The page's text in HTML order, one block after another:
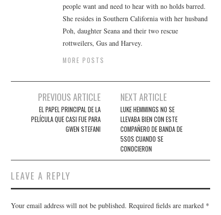
people want and need to hear with no holds barred.
She resides in Southern California with her husband
Poh, daughter Seana and their two rescue
rottweilers, Gus and Harvey.
MORE POSTS
navigation
PREVIOUS ARTICLE
EL PAPEL PRINCIPAL DE LA
PELÍCULA QUE CASI FUE PARA
GWEN STEFANI
NEXT ARTICLE
LUKE HEMMINGS NO SE
LLEVABA BIEN CON ESTE
COMPAÑERO DE BANDA DE
5SOS CUANDO SE
CONOCIERON
LEAVE A REPLY
Your email address will not be published. Required fields are marked *